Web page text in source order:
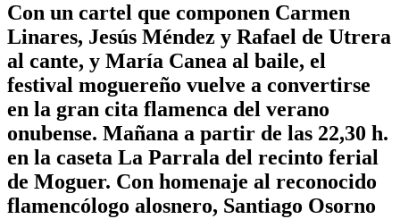
Con un cartel que componen Carmen
Linares, Jesús Méndez y Rafael de Utrera
al cante, y María Canea al baile, el
festival moguereño vuelve a convertirse
en la gran cita flamenca del verano
onubense. Mañana a partir de las 22,30 h.
en la caseta La Parrala del recinto ferial
de Moguer. Con homenaje al reconocido
flamencólogo alosnero, Santiago Osorno